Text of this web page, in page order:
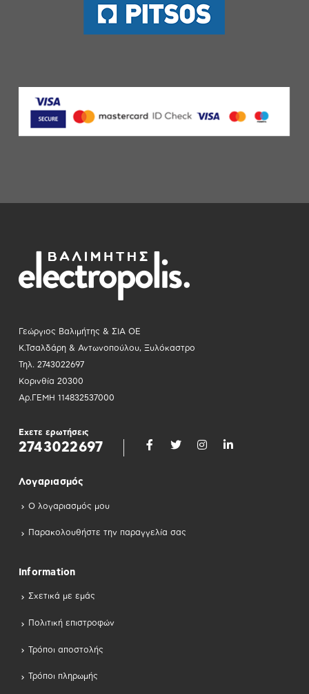
Γεώργιος Βαλιμήτης & ΣΙΑ ΟΕ
Κ.Τσαλδάρη & Αντωνοπούλου, Ξυλόκαστρο
Τηλ. 2743022697
Κορινθία 20300
Αρ.ΓΕΜΗ 114832537000
Εχετε ερωτήσεις
2743022697
Λογαριασμός
Ο λογαριασμός μου
Παρακολουθήστε την παραγγελία σας
Information
Σχετικά με εμάς
Πολιτική επιστροφών
Τρόποι αποστολής
Τρόποι πληρωμής